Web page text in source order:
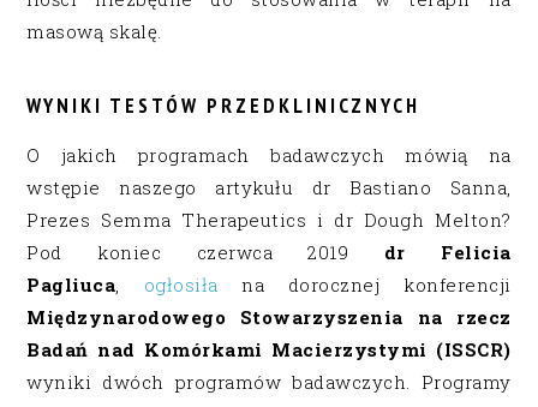
masową skalę.
WYNIKI TESTÓW PRZEDKLINICZNYCH
O jakich programach badawczych mówią na
wstępie naszego artykułu dr Bastiano Sanna,
Prezes Semma Therapeutics i dr Dough Melton?
Pod koniec czerwca 2019 dr Felicia
Pagliuca, ogłosiła na dorocznej konferencji
Międzynarodowego Stowarzyszenia na rzecz
Badań nad Komórkami Macierzystymi (ISSCR)
wyniki dwóch programów badawczych. Programy